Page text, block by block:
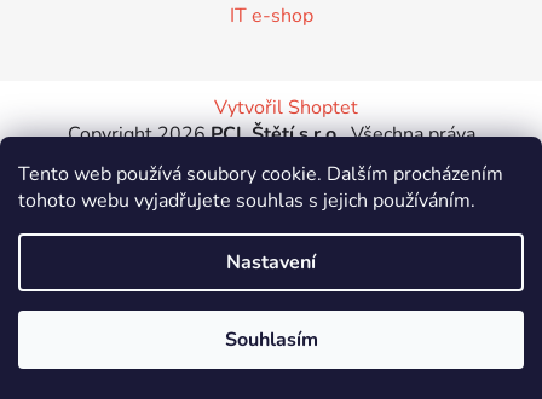
Tento web používá soubory cookie. Dalším procházením
tohoto webu vyjadřujete souhlas s jejich používáním.
Nastavení
Souhlasím
í
IT e-shop
Vytvořil Shoptet
Copyright 2026PCL Štětí s.r.o.. Všechna práva
vyhrazena.